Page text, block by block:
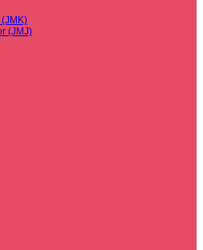
(JMJ)